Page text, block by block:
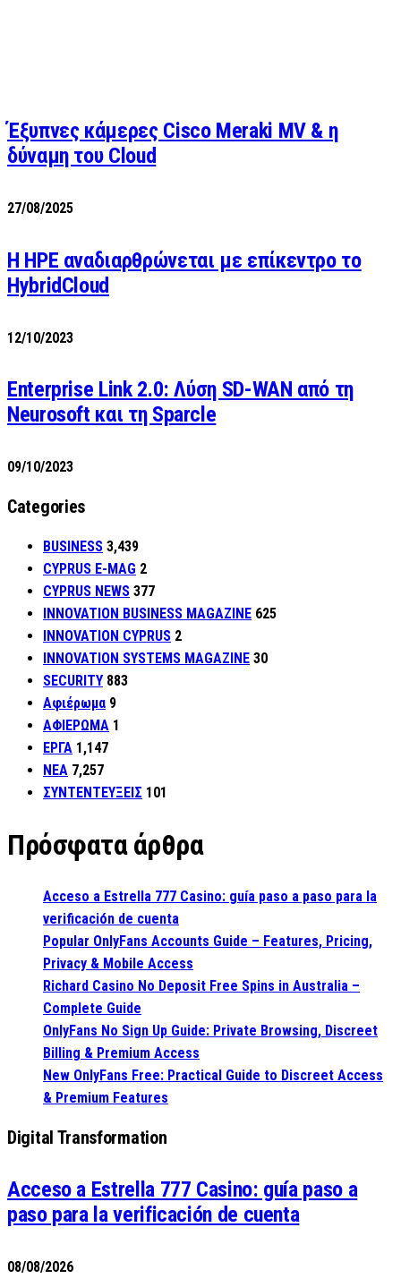
Έξυπνες κάμερες Cisco Meraki MV & η
δύναμη του Cloud
27/08/2025
H HPE αναδιαρθρώνεται με επίκεντρο το
HybridCloud
12/10/2023
Enterprise Link 2.0: Λύση SD-WAN από τη
Neurosoft και τη Sparcle
09/10/2023
Categories
BUSINESS 3,439
CYPRUS E-MAG 2
CYPRUS NEWS 377
INNOVATION BUSINESS MAGAZINE 625
INNOVATION CYPRUS 2
INNOVATION SYSTEMS MAGAZINE 30
SECURITY 883
Αφιέρωμα 9
ΑΦΙΕΡΩΜΑ 1
ΕΡΓΑ 1,147
ΝΕΑ 7,257
ΣΥΝΤΕΝΤΕΥΞΕΙΣ 101
Πρόσφατα άρθρα
Acceso a Estrella 777 Casino: guía paso a paso para la
verificación de cuenta
Popular OnlyFans Accounts Guide – Features, Pricing,
Privacy & Mobile Access
Richard Casino No Deposit Free Spins in Australia –
Complete Guide
OnlyFans No Sign Up Guide: Private Browsing, Discreet
Billing & Premium Access
New OnlyFans Free: Practical Guide to Discreet Access
& Premium Features
Digital Transformation
Acceso a Estrella 777 Casino: guía paso a
paso para la verificación de cuenta
08/08/2026